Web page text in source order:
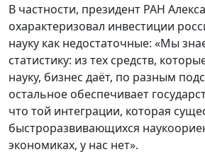
В частности, президент РАН
охарактеризовал инвестиции
науку как недостаточные: «Мы
статистику: из тех средств,
науку, бизнес даёт, по разным
остальное обеспечивает
что той интеграции, которая
быстроразвивающихся
экономиках, у нас нет».